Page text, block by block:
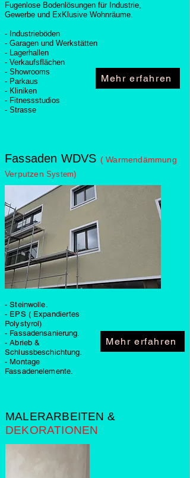
Fugenlose Bodenlösungen für Industrie,
Gewerbe und ExKlusive Wohnräume.
- Industrieböden
- Garagen und Werkstätten
- Lagerhallen
- Verkaufsflächen
- Showrooms
- Parkaus
- Kliniken
- Fitnessstudios
- Strasse
Mehr erfahren
Fassaden WDVS ( Warmendämmung
Verputzen System)
- Steinwolle.
- EPS ( Expandiertes
Polystyrol)
- Fassadensanierung.
- Abrieb &
Schlussbeschichtung.
- Montage
Fassadenelemente.
Mehr erfahren
MALERARBEITEN &
DEKORATIONEN